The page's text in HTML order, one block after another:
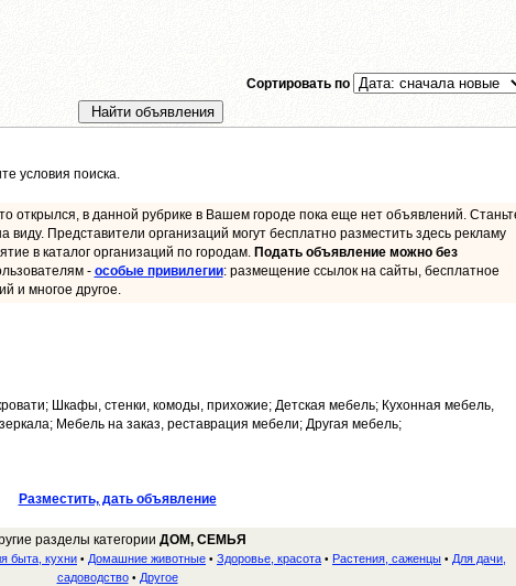
Сортировать по
условия поиска.
открылся, в данной рубрике в Вашем городе пока еще нет объявлений.
Представители организаций могут бесплатно разместить здесь рекламу
в каталог организаций по городам. Подать объявление можно без
- особые привилегии: размещение ссылок на сайты, бесплатное
и многое другое.
Шкафы, стенки, комоды, прихожие; Детская мебель; Кухонная мебель,
Мебель на заказ, реставрация мебели; Другая мебель;
Разместить, дать объявление
разделы категории ДОМ, СЕМЬЯ
быта, кухни • Домашние животные • Здоровье, красота • Растения, саженцы • Для дачи,
садоводство• Другое